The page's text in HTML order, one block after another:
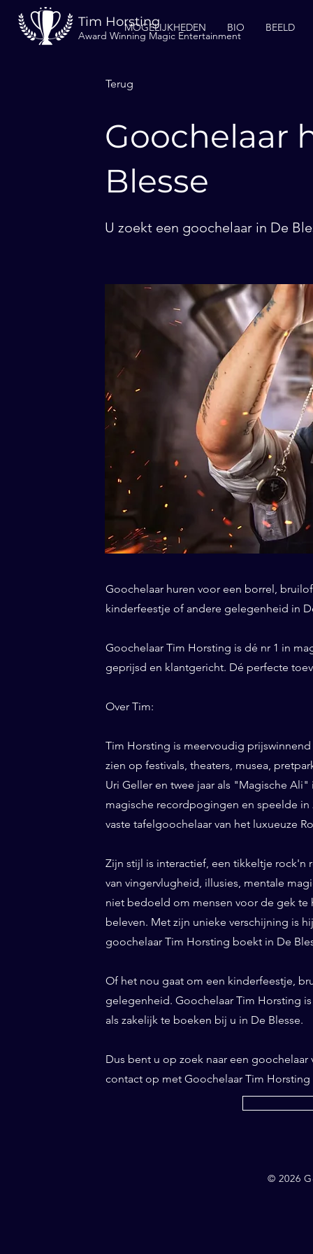
Tim Horsting
Award Winning Magic Entertainment
MOGELIJKHEDEN BIO BEELD
Terug
Goochelaar
Blesse
U zoekt een goochelaar in De
Goochelaar huren voor een borrel,
kinderfeestje of andere gelegenheid in
Goochelaar Tim Horsting is dé nr 1 in
geprijsd en klantgericht. Dé perfecte
Over Tim:
Tim Horsting is meervoudig
zien op festivals, theaters, musea,
Uri Geller en twee jaar als "Magische
magische recordpogingen en speelde in
vaste tafelgoochelaar van het luxueuze
Zijn stijl is interactief, een tikkeltje rock'n
van vingervlugheid, illusies, mentale
niet bedoeld om mensen voor de gek te
beleven. Met zijn unieke verschijning is
goochelaar Tim Horsting boekt in De
Of het nou gaat om een kinderfeestje,
gelegenheid. Goochelaar Tim Horsting
als zakelijk te boeken bij u in De Blesse.
Dus bent u op zoek naar een
contact op met Goochelaar Tim Horsting
© 2026